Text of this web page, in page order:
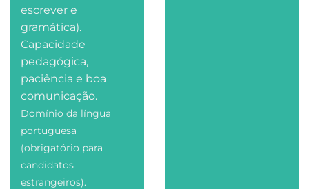
escrever e
gramática).
Capacidade
pedagógica,
paciência e boa
comunicação.
Domínio da língua
portuguesa
(obrigatório para
candidatos
estrangeiros).